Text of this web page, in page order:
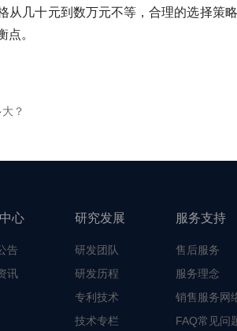
从几十元到数万元不等，合理的选择策
点。
？
心
告
讯
研究发展
研发团队
研发历程
专利技术
技术专栏
服务支持
售后服务
服务理念
销售服务网
FAQ常见问